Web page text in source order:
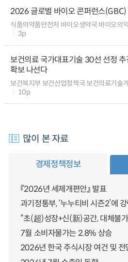
2026 글로벌 바이오 콘퍼런스
식품의약품안전처 바이오생약국 바이오의
3p
보건의료 국가대표기술 30선 선정
확보 나선다
보건복지부 보건산업정책국 보건의료기술
10p
많이 본 자료
경제정책정보
『2026년 세제개편안』 발표
과기정통부, ‘누누티비 시즌2’에
“초(超)성장+신(新)공간, 대체불
7월 소비자물가는 2.8% 상승
2026년 한국 주식시장 여건 및 전